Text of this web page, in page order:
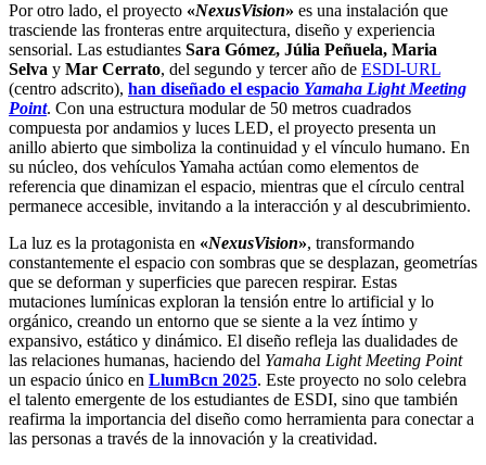
Por otro lado, el proyecto «NexusVision» es una instalación que
trasciende las fronteras entre arquitectura, diseño y experiencia
sensorial. Las estudiantes Sara Gómez, Júlia Peñuela, Maria
Selva y Mar Cerrato, del segundo y tercer año de ESDI-URL
(centro adscrito), han diseñado el espacio Yamaha Light Meeting
Point. Con una estructura modular de 50 metros cuadrados
compuesta por andamios y luces LED, el proyecto presenta un
anillo abierto que simboliza la continuidad y el vínculo humano. En
su núcleo, dos vehículos Yamaha actúan como elementos de
referencia que dinamizan el espacio, mientras que el círculo central
permanece accesible, invitando a la interacción y al descubrimiento.
La luz es la protagonista en «NexusVision», transformando
constantemente el espacio con sombras que se desplazan, geometrías
que se deforman y superficies que parecen respirar. Estas
mutaciones lumínicas exploran la tensión entre lo artificial y lo
orgánico, creando un entorno que se siente a la vez íntimo y
expansivo, estático y dinámico. El diseño refleja las dualidades de
las relaciones humanas, haciendo del Yamaha Light Meeting Point
un espacio único en LlumBcn 2025. Este proyecto no solo celebra
el talento emergente de los estudiantes de ESDI, sino que también
reafirma la importancia del diseño como herramienta para conectar a
las personas a través de la innovación y la creatividad.